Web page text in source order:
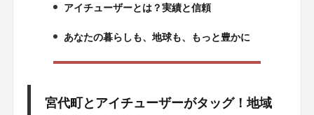
アイチューザーとは？実績と信頼
4.
あなたの暮らしも、地球も、もっと豊かに
宮代町とアイチューザーがタッグ！地域